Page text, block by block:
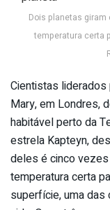
Dois planetas giram
temperatura certa
Cientistas
Mary, em Londres,
habitável perto da
estrela Kapteyn,
deles é cinco
temperatura certa
superfície, uma